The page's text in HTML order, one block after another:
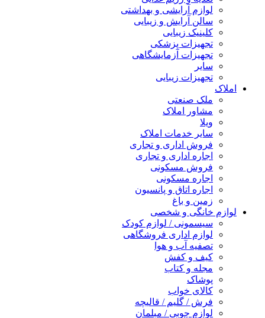
لوازم آرایشی و بهداشتی
سالن آرایش و زیبایی
کلینیک زیبایی
تجهیزات پزشکی
تجهیزات آزمایشگاهی
سایر
تجهیزات زیبایی
املاک
ملک صنعتی
مشاور املاک
ویلا
سایر خدمات املاک
فروش اداری و تجاری
اجاره اداری و تجاری
فروش مسکونی
اجاره مسکونی
اجاره اتاق و پانسیون
زمین و باغ
لوازم خانگی و شخصی
سیسمونی / لوازم کودک
لوازم اداری فروشگاهی
تصفیه آب و هوا
کیف و کفش
مجله و کتاب
پوشاک
کالای خواب
فرش / گلیم / قالیچه
لوازم چوبی / مبلمان